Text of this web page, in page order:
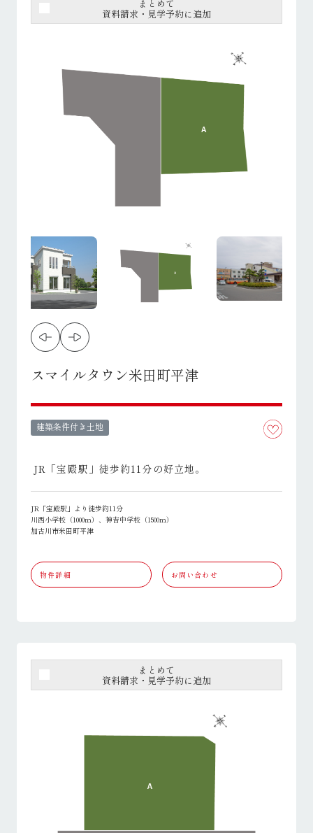
まとめて
資料請求・見学予約に追加
スマイルタウン米田町平津
建築条件付き土地
JR「宝殿駅」徒歩約11分の好立地。
JR「宝殿駅」より徒歩約11分
川西小学校（1000ｍ）、神吉中学校（1500ｍ）
加古川市米田町平津
物件詳細 お問い合わせ
まとめて
資料請求・見学予約に追加